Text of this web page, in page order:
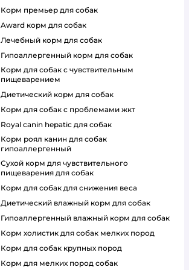
корм премьер для собак
award корм для собак
лечебный корм для собак
гипоаллергенный корм для собак
корм для собак с чувствительным
пищеварением
диетический корм для собак
корм для собак с проблемами жкт
royal canin hepatic для собак
корм роял канин для собак
гипоаллергенный
сухой корм для чувствительного
пищеварения для собак
корм для собак для снижения веса
диетический влажный корм для собак
гипоаллергенный влажный корм для собак
корм холистик для собак мелких пород
корм для собак крупных пород
корм для мелких пород собак